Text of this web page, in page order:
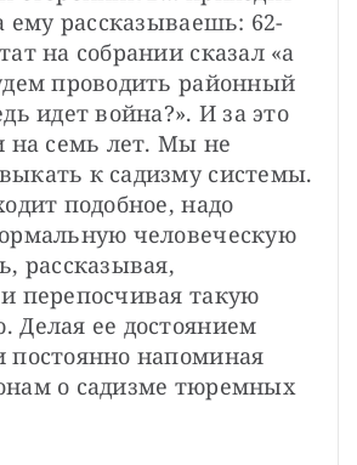
ему рассказываешь: 62-
на собрании сказал «а
проводить районный
идет война?». И за это
на семь лет. Мы не
к садизму системы.
подобное, надо
человеческую
рассказывая,
перепосчивая такую
ее достоянием
напоминая
о садизме тюремных